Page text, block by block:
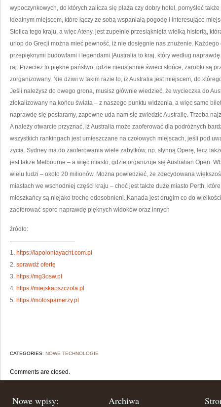
wypoczynkowych, do których zalicza się plaża czy dobry hotel, pomyśleć
Idealnym miejscem, które łączy ze sobą wspaniałą pogodę i interesujące
Stolica tego kraju, a więc Ateny, jest zupełnie przesiąknięta wielką historią,
urlop do Grecji można mieć pewność, iż nie dosięgnie nas znużenie.
przepięknymi budowlami i legendami.|Australia to kraj, który według
raj. Przecież to piękne państwo, gdzie nieustannie świeci słońce, zarobki są
zorganizowany. Nie dziwi w takim razie to, iż Australia jest miejscem, do
Jeśli należysz do owego grona, musisz głównie wiedzieć, że wycieczka do
zlokalizowany na końcu świata – z naszego punktu widzenia, a więc same
naprawdę się postaramy, zapewne uda nam się zwiedzić Australię. Trzeba
A należy otwarcie przyznać, iż Australia może zaoferować dla podróżnych
wszystkich rankingach jest umieszczane na czołowych miejscach, jeśli pod
życia. Sydney ma do zaoferowania wiele zabytków, np. słynną Operę, lecz
jest także Melbourne – a więc miasto, gdzie organizuje się Australian Open.
wielu ludzi – około 20 milionów. Można powiedzieć, że zdecydowana
miastach we wschodniej części kraju – choć jest także duże miasto Perth,
mieszkańcy są niejako trochę odosobnieni.|Kanada jest drugim co do
zaoferować sporo naprawdę pięknych widoków oraz innych
źródło:
———————————
1. https://lapoloniayacht.com.pl
2. sprawdź ofertę
3. https://mg3osw.pl
4. https://miejskapszczola.pl
5. https://motospamerzy.pl
CATEGORIES: NOWE TECHNOLOGIE
Comments are closed.
Nowe wpisy: Archiwa